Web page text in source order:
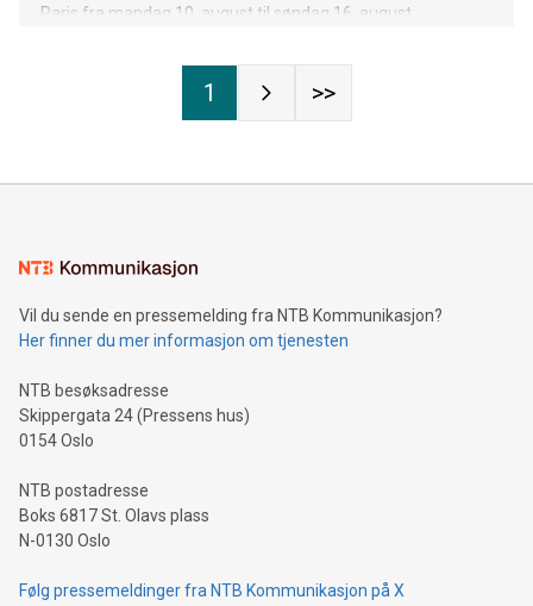
Paris fra mandag 10. august til søndag 16. august.
1 >>
Vil du sende en pressemelding fra NTB Kommunikasjon?
Her finner du mer informasjon om tjenesten
NTB besøksadresse
Skippergata 24 (Pressens hus)
0154 Oslo
NTB postadresse
Boks 6817 St. Olavs plass
N-0130 Oslo
Følg pressemeldinger fra NTB Kommunikasjon på X